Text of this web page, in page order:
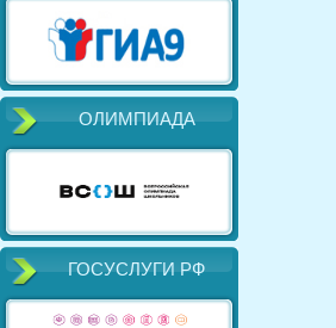
ОЛИМПИАДА
ГОСУСЛУГИ РФ